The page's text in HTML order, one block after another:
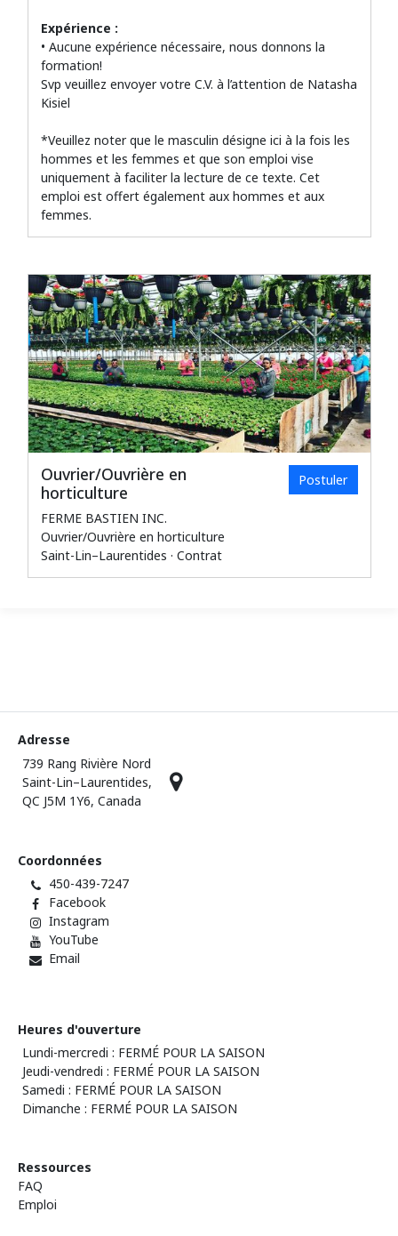
Expérience :
• Aucune expérience nécessaire, nous donnons la
formation!
Svp veuillez envoyer votre C.V. à l’attention de Natasha
Kisiel
*Veuillez noter que le masculin désigne ici à la fois les
hommes et les femmes et que son emploi vise
uniquement à faciliter la lecture de ce texte. Cet
emploi est offert également aux hommes et aux
femmes.
Ouvrier/Ouvrière en
horticulture
FERME BASTIEN INC.
Ouvrier/Ouvrière en horticulture
Saint-Lin–Laurentides · Contrat
Postuler
Adresse
739 Rang Rivière Nord
Saint-Lin–Laurentides,
QC J5M 1Y6, Canada
Coordonnées
450-439-7247
Facebook
Instagram
YouTube
Email
Heures d'ouverture
Lundi-mercredi : FERMÉ POUR LA SAISON
Jeudi-vendredi : FERMÉ POUR LA SAISON
Samedi : FERMÉ POUR LA SAISON
Dimanche : FERMÉ POUR LA SAISON
Ressources
FAQ
Emploi